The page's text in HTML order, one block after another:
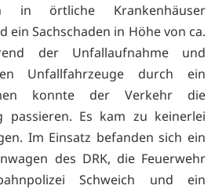
in örtliche Krankenhäuser
ein Sachschaden in Höhe von ca.
der Unfallaufnahme und
Unfallfahrzeuge durch ein
konnte der Verkehr die
passieren. Es kam zu keinerlei
Im Einsatz befanden sich ein
des DRK, die Feuerwehr
Schweich und ein